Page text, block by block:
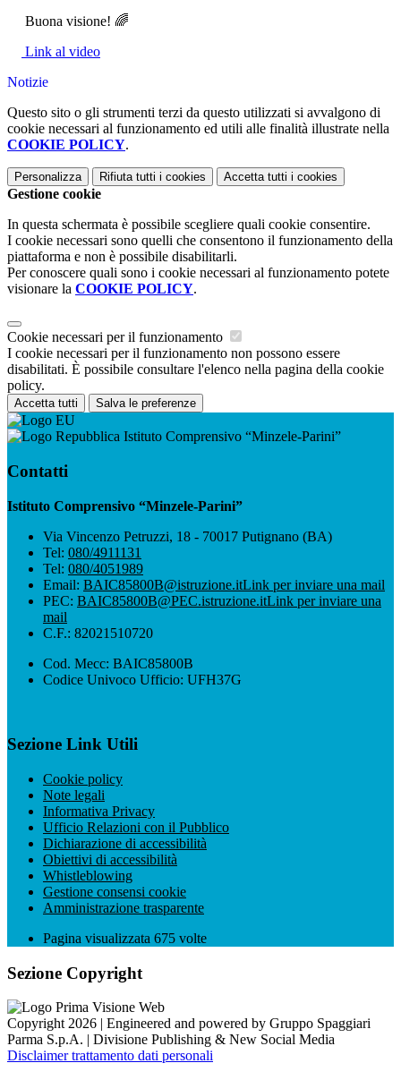
Buona visione! 🌈
Link al video
Notizie
Questo sito o gli strumenti terzi da questo utilizzati si avvalgono di
cookie necessari al funzionamento ed utili alle finalità illustrate nella
COOKIE POLICY.
Personalizza Rifiuta tutti i cookies Accetta tutti i cookies
Gestione cookie
In questa schermata è possibile scegliere quali cookie consentire.
I cookie necessari sono quelli che consentono il funzionamento della
piattaforma e non è possibile disabilitarli.
Per conoscere quali sono i cookie necessari al funzionamento potete
visionare la COOKIE POLICY.
Cookie necessari per il funzionamento
I cookie necessari per il funzionamento non possono essere
disabilitati. È possibile consultare l'elenco nella pagina della cookie
policy.
Accetta tutti Salva le preferenze
Istituto Comprensivo “Minzele-Parini”
Contatti
Istituto Comprensivo “Minzele-Parini”
Via Vincenzo Petruzzi, 18 - 70017 Putignano (BA)
Tel: 080/4911131
Tel: 080/4051989
Email: BAIC85800B@istruzione.itLink per inviare una mail
PEC: BAIC85800B@PEC.istruzione.itLink per inviare una
mail
C.F.: 82021510720
Cod. Mecc: BAIC85800B
Codice Univoco Ufficio: UFH37G
Sezione Link Utili
Cookie policy
Note legali
Informativa Privacy
Ufficio Relazioni con il Pubblico
Dichiarazione di accessibilità
Obiettivi di accessibilità
Whistleblowing
Gestione consensi cookie
Amministrazione trasparente
Pagina visualizzata 675 volte
Sezione Copyright
Copyright 2026 | Engineered and powered by Gruppo Spaggiari
Parma S.p.A. | Divisione Publishing & New Social Media
Disclaimer trattamento dati personali